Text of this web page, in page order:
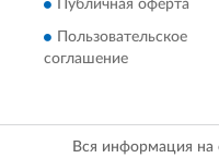
Публичная оферта
Пользовательское
соглашение
Вся информация на